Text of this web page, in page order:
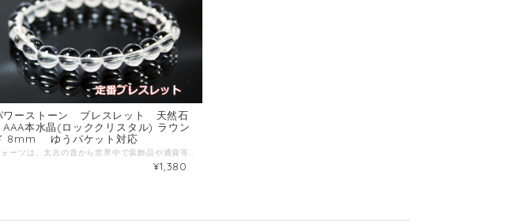
ワーストーン ブレスレット 天然石
本水晶(ロッククリスタル) ラウン
8mm ゆうパケット対応
クォーツは、太古の昔から世界中で装飾品や通貨等にも使われ、普段の生活には大切な祈祷や儀式など神聖な場所でも用いられ、または、病気治療の際にも用いられたそうです。クォーツ(石英)の中で無色透明なものは、ロッククリスタルと呼ばれています。パワーストーンを代表する万能の石で、あらゆる物事を浄化し良いパワーを増強し幸運を招く石と言われています。 四月の誕生石 石言葉；会心天然石の意味としては心を清める、潜在能力を発揮させるなどが上げられます。 サイズ：内周約15cm 16cm 17cm 18cm 19cm 珠のサイズ：天然石AAA本水晶(ロッククリスタル)：8ｍｍ 本製品は、上質なラウンド本水晶を使用した定番商品です。 ※商品は光源・カメラ・モニター画面の設定により実物と色が若干異なる場合がございます。 ※商品の特性上サイズや色、模様は一粒一粒微妙に違っており、またサイズによっても画像の球数と異なる場合がございますので何卒ご了承ください。
¥1,380